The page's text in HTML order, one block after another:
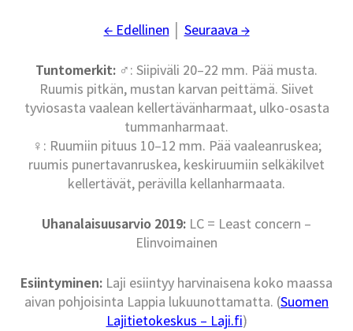
← Edellinen Seuraava →
Tuntomerkit: ♂: Siipiväli 20–22 mm. Pää musta.
Ruumis pitkän, mustan karvan peittämä. Siivet
tyviosasta vaalean kellertävänharmaat, ulko-osasta
tummanharmaat.
♀: Ruumiin pituus 10–12 mm. Pää vaaleanruskea;
ruumis punertavanruskea, keskiruumiin selkäkilvet
kellertävät, perävilla kellanharmaata.
Uhanalaisuusarvio 2019: LC = Least concern –
Elinvoimainen
Esiintyminen: Laji esiintyy harvinaisena koko maassa
aivan pohjoisinta Lappia lukuunottamatta. (Suomen
Lajitietokeskus – Laji.fi)